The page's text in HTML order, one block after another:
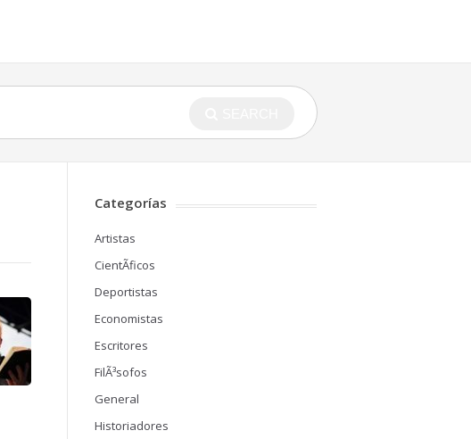
Categorías
Artistas
CientÃ­ficos
Deportistas
Economistas
Escritores
FilÃ³sofos
General
Historiadores